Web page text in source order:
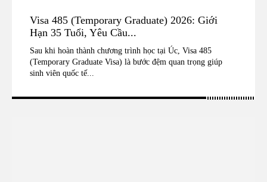
Visa 485 (Temporary Graduate) 2026: Giới
Hạn 35 Tuổi, Yêu Cầu...
Sau khi hoàn thành chương trình học tại Úc, Visa 485
(Temporary Graduate Visa) là bước đệm quan trọng giúp
sinh viên quốc tế...